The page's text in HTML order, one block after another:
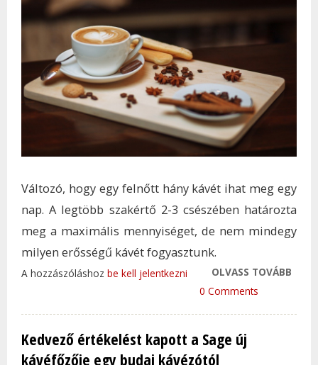
Változó, hogy egy felnőtt hány kávét ihat meg egy
nap. A legtöbb szakértő 2-3 csészében határozta
meg a maximális mennyiséget, de nem mindegy
milyen erősségű kávét fogyasztunk.
OLVASS TOVÁBB
A hozzászóláshoz be kell jelentkezni
0 Comments
Kedvező értékelést kapott a Sage új
kávéfőzője egy budai kávézótól